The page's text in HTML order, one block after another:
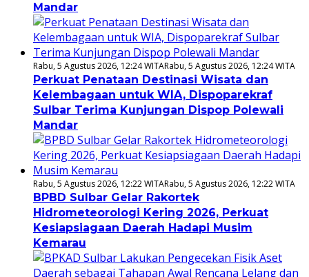
Mandar
Rabu, 5 Agustus 2026, 12:24 WITARabu, 5 Agustus 2026, 12:24 WITA
Perkuat Penataan Destinasi Wisata dan
Kelembagaan untuk WIA, Dispoparekraf
Sulbar Terima Kunjungan Dispop Polewali
Mandar
Rabu, 5 Agustus 2026, 12:22 WITARabu, 5 Agustus 2026, 12:22 WITA
BPBD Sulbar Gelar Rakortek
Hidrometeorologi Kering 2026, Perkuat
Kesiapsiagaan Daerah Hadapi Musim
Kemarau